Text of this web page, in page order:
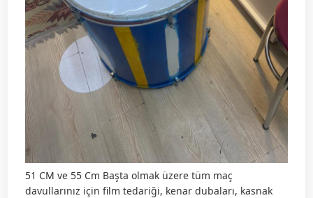
51 CM ve 55 Cm Başta olmak üzere tüm maç
davullarınız için film tedariği, kenar dubaları, kasnak